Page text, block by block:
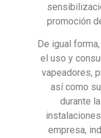
promoción
De igual
el uso y
vapeadores,
así como
durante
empresa,